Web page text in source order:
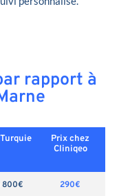
rapport à
Turquie
Prix chez
Cliniqeo
800€
290€